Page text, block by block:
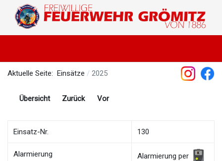
Aktuelle Seite: Einsätze 2025
Übersicht Zurück Vor
Einsatz-Nr. 130
Alarmierung
Alarmierung per